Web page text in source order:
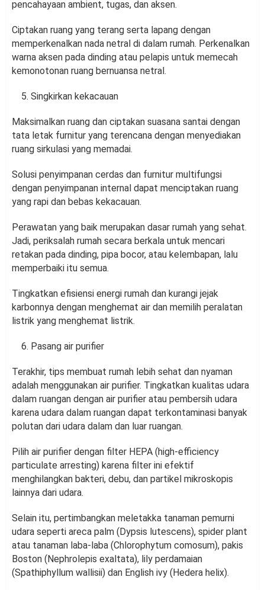
pencahayaan ambient, tugas, dan aksen.
Ciptakan ruang yang terang serta lapang dengan
memperkenalkan nada netral di dalam rumah. Perkenalkan
warna aksen pada dinding atau pelapis untuk memecah
kemonotonan ruang bernuansa netral.
Singkirkan kekacauan
Maksimalkan ruang dan ciptakan suasana santai dengan
tata letak furnitur yang terencana dengan menyediakan
ruang sirkulasi yang memadai.
Solusi penyimpanan cerdas dan furnitur multifungsi
dengan penyimpanan internal dapat menciptakan ruang
yang rapi dan bebas kekacauan.
Perawatan yang baik merupakan dasar rumah yang sehat.
Jadi, periksalah rumah secara berkala untuk mencari
retakan pada dinding, pipa bocor, atau kelembapan, lalu
memperbaiki itu semua.
Tingkatkan efisiensi energi rumah dan kurangi jejak
karbonnya dengan menghemat air dan memilih peralatan
listrik yang menghemat listrik.
Pasang air purifier
Terakhir, tips membuat rumah lebih sehat dan nyaman
adalah menggunakan air purifier. Tingkatkan kualitas udara
dalam ruangan dengan air purifier atau pembersih udara
karena udara dalam ruangan dapat terkontaminasi banyak
polutan dari udara dalam dan luar ruangan.
Pilih air purifier dengan filter HEPA (high-efficiency
particulate arresting) karena filter ini efektif
menghilangkan bakteri, debu, dan partikel mikroskopis
lainnya dari udara.
Selain itu, pertimbangkan meletakka tanaman pemurni
udara seperti areca palm (Dypsis lutescens), spider plant
atau tanaman laba-laba (Chlorophytum comosum), pakis
Boston (Nephrolepis exaltata), lily perdamaian
(Spathiphyllum wallisii) dan English ivy (Hedera helix).